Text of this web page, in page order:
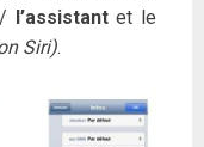
/ l’assistantet le
Siri).